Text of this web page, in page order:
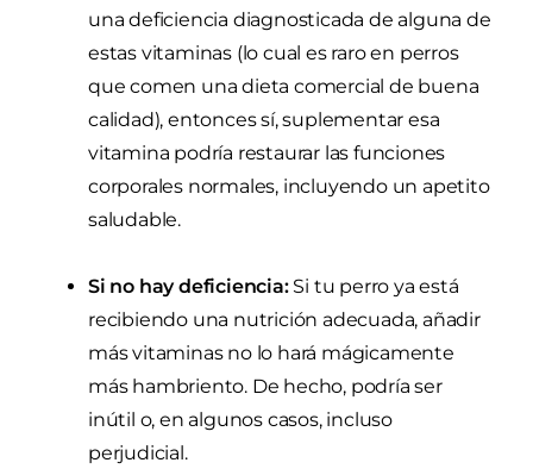
una deficiencia diagnosticada de alguna de
estas vitaminas (lo cual es raro en perros
que comen una dieta comercial de buena
calidad), entonces sí, suplementar esa
vitamina podría restaurar las funciones
corporales normales, incluyendo un apetito
saludable.
Si no hay deficiencia:Si tu perro ya está
recibiendo una nutrición adecuada, añadir
más vitaminas no lo hará mágicamente
más hambriento. De hecho, podría ser
inútil o, en algunos casos, incluso
perjudicial.